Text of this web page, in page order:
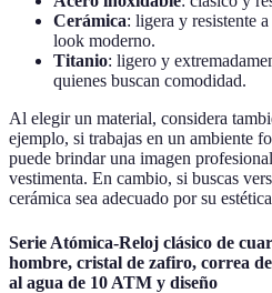
Cerámica: ligera y resistente
look moderno.
Titanio: ligero y
quienes buscan comodidad.
Al elegir un material, considera
ejemplo, si trabajas en un ambiente
puede brindar una imagen
vestimenta. En cambio, si buscas
cerámica sea adecuado por su
Serie Atómica-Reloj clásico de
hombre, cristal de zafiro, correa
al agua de 10 ATM y diseño